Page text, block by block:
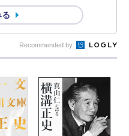
る
Recommended by